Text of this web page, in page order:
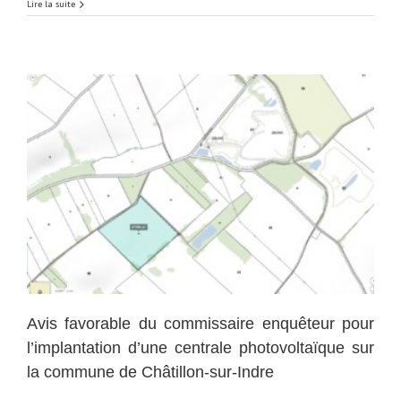
ferme
27
Lire la suite
Avis favorable du commissaire enquêteur pour
l’implantation d’une centrale photovoltaïque sur
la commune de Châtillon-sur-Indre